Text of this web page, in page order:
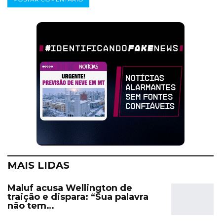
MAIS LIDAS
Maluf acusa Wellington de
traição e dispara: “Sua palavra
não tem…